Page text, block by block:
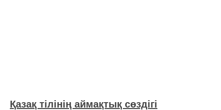
Қазақ тілінің аймақтық сөздігі